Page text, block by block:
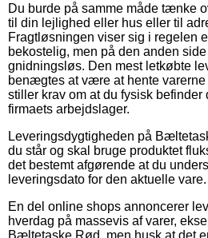
Du burde på samme måde tænke
til din lejlighed eller hus eller til
Fragtløsningen viser sig i regelen
bekostelig, men på den anden
gnidningsløs. Den mest letkøbte
benægtes at være at hente
stiller krav om at du fysisk
firmaets arbejdslager.
Leveringsdygtigheden på
du står og skal bruge produktet
det bestemt afgørende at du
leveringsdato for den aktuelle vare.
En del online shops annoncerer
hverdag på massevis af varer,
Bæltetaske Rød, men husk at det